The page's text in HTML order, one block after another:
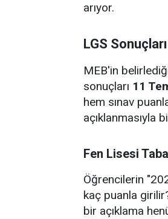
arıyor.
LGS
MEB'in
sonuçları 11
hem sınav
açıklanmasıyla
Fen Lisesi
Öğrencilerin
kaç puanla
bir açıklama